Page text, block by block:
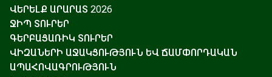
ՎԵՐԵԼՔ ԱՐԱՐԱՏ 2026
ՋԻՊ ՏՈՒՐԵՐ
ԳԵՐԲԱՑԱՌԻԿ ՏՈՒՐԵՐ
ՎԻԶԱՆԵՐԻ ԱՋԱԿՑՈՒԹՅՈՒՆ ԵՎ ՃԱՄՓՈՐԴԱԿԱՆ
ԱՊԱՀՈՎԱԳՐՈՒԹՅՈՒՆ